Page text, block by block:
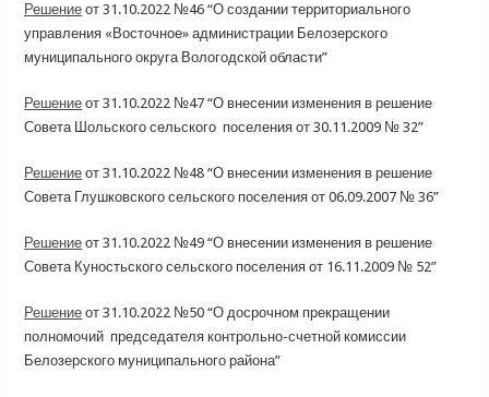
Решение от 31.10.2022 №46 “О создании территориального
управления «Восточное» администрации Белозерского
муниципального округа Вологодской области”
Решение от 31.10.2022 №47 “О внесении изменения в решение
Совета Шольского сельского поселения от 30.11.2009 № 32”
Решение от 31.10.2022 №48 “О внесении изменения в решение
Совета Глушковского сельского поселения от 06.09.2007 № 36”
Решение от 31.10.2022 №49 “О внесении изменения в решение
Совета Куностьского сельского поселения от 16.11.2009 № 52”
Решение от 31.10.2022 №50 “О досрочном прекращении
полномочий председателя контрольно-счетной комиссии
Белозерского муниципального района”